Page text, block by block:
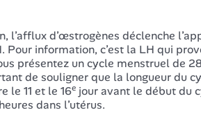
l’afflux d’œstrogènes déclenche
Pour information, c’est la LH qui
présentez un cycle menstruel de
de souligner que la longueur du
le 11 et le 16e jour avant le début du
dans l’utérus.